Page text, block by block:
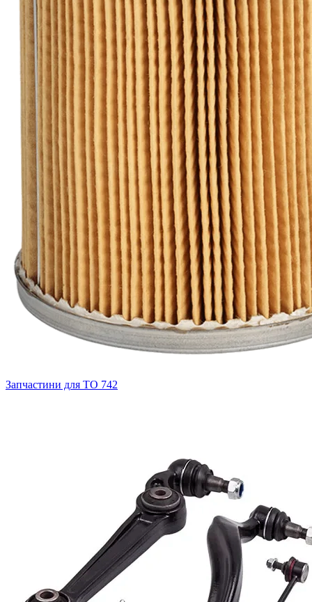
Запчастини для ТО 742